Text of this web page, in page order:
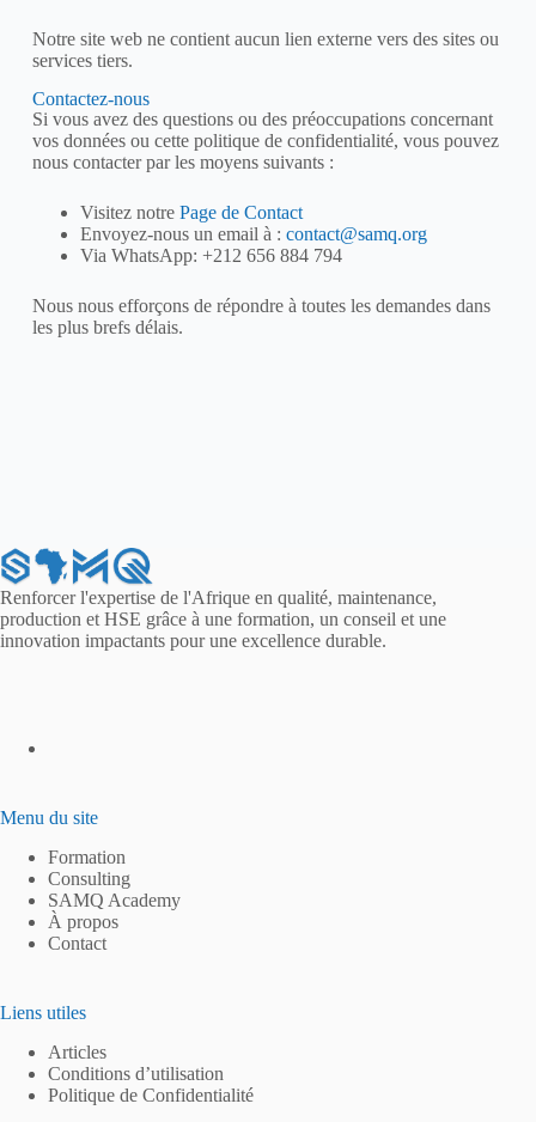
Notre site web ne contient aucun lien externe vers des sites ou
services tiers.
Contactez-nous
Si vous avez des questions ou des préoccupations concernant
vos données ou cette politique de confidentialité, vous pouvez
nous contacter par les moyens suivants :
Visitez notre Page de Contact
Envoyez-nous un email à : contact@samq.org
Via WhatsApp: +212 656 884 794
Nous nous efforçons de répondre à toutes les demandes dans
les plus brefs délais.
Renforcer l'expertise de l'Afrique en qualité, maintenance,
production et HSE grâce à une formation, un conseil et une
innovation impactants pour une excellence durable.
Menu du site
Formation
Consulting
SAMQ Academy
À propos
Contact
Liens utiles
Articles
Conditions d’utilisation
Politique de Confidentialité